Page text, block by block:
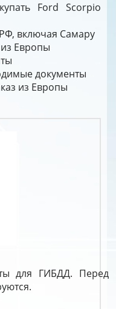
Ford Scorpio
включая Самару
из Европы
документы
из Европы
для ГИБДД. Перед